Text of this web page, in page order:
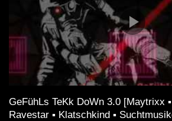
GeFühLs TeKk DoWn 3.0 [Maytrixx
Ravestar ▪ Klatschkind ▪